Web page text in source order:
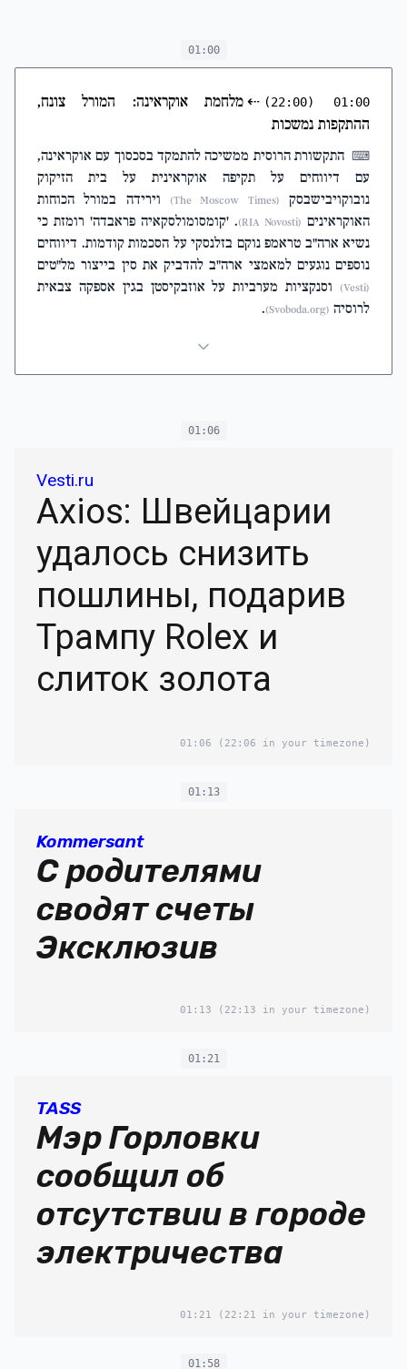
01:00
01:00
(22:00)
⇠ מלחמת אוקראינה: המורל צונח,
ההתקפות נמשכות
⌨ התקשורת הרוסית ממשיכה להתמקד בסכסוך עם אוקראינה,
עם דיווחים על תקיפה אוקראינית על בית הזיקוק
נובוקויבישבסק
(The Moscow Times)
וירידה במורל הכוחות
האוקראינים (RIA Novosti)
. 'קומסומולסקאיה פראבדה' רומזת כי
נשיא ארה"ב טראמפ נוקם בזלנסקי על הסכמות קודמות. דיווחים
נוספים נוגעים למאמצי ארה"ב להדביק את סין בייצור מל"טים
(Vesti)
וסנקציות מערביות על אוזבקיסטן בגין אספקה צבאית
לרוסיה (Svoboda.org)
.
01:06
Vesti.ru
Axios: Швейцарии
удалось снизить
пошлины, подарив
Трампу Rolex и
слиток золота
01:06 (22:06 in your timezone)
01:13
Kommersant
С родителями
сводят счеты
Эксклюзив
01:13 (22:13 in your timezone)
01:21
TASS
Мэр Горловки
сообщил об
отсутствии в городе
электричества
01:21 (22:21 in your timezone)
01:58